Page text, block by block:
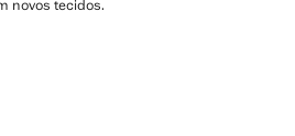
novos tecidos.